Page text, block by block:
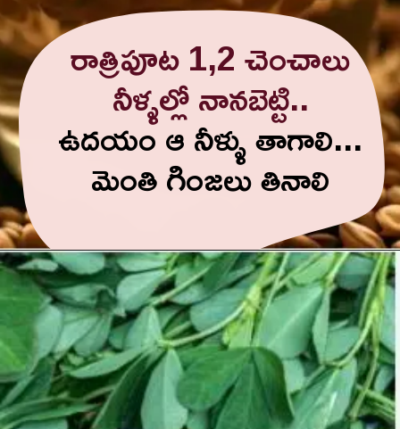
రాత్రిపూట 1,2 చెంచాలు
నీళ్ళల్లో నానబెట్టి..
ఉదయం ఆ నీళ్ళు తాగాలి...
మెంతి గింజలు తినాలి